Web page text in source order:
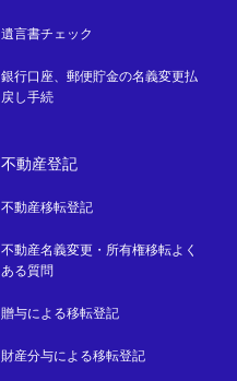
遺言書チェック
銀行口座、郵便貯金の名義変更払
戻し手続
不動産登記
不動産移転登記
不動産名義変更・所有権移転よく
ある質問
贈与による移転登記
財産分与による移転登記